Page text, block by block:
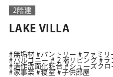
2階建
LAKE VILLA
無垢材 パントリー ファミリ
バルコニー
２階リビング
ラ
造作洗面化粧台
シューズクロ
家事楽
寝室 子供部屋